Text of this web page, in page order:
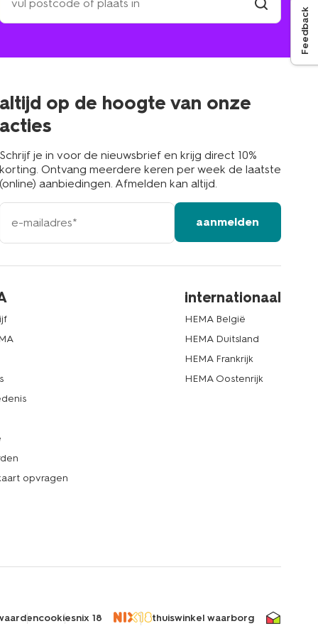
een
winkel
altijd op de hoogte van onze
acties
Schrijf je in voor de nieuwsbrief en krijg direct 10%
korting. Ontvang meerdere keren per week de laatste
(online) aanbiedingen. Afmelden kan altijd.
e-
mailadres
aanmelden
opvragen
internationaal
HEMA België
HEMA Duitsland
HEMA Frankrijk
HEMA Oostenrijk
cookiesnix 18 thuiswinkel waarborg
Feedback